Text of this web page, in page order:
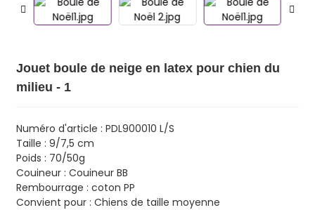
Jouet boule de neige en latex pour chien du
milieu - 1
Numéro d'article : PDL900010 L/S
Taille : 9/7,5 cm
Poids : 70/50g
Couineur : Couineur BB
Rembourrage : coton PP
Convient pour : Chiens de taille moyenne